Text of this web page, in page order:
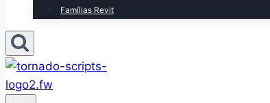
Famílias Revit